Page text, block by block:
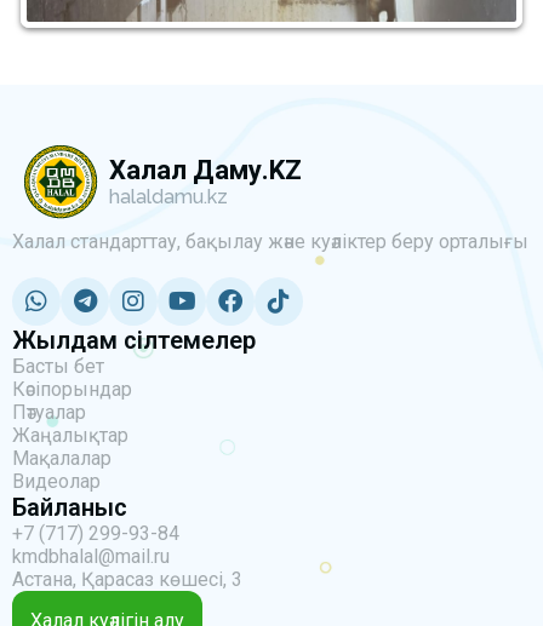
Халал Даму.KZ
halaldamu.kz
Халал стандарттау, бақылау және куәліктер беру орталығы
Жылдам сілтемелер
Басты бет
Кәсіпорындар
Пәтуалар
Жаңалықтар
Мақалалар
Видеолар
Байланыс
+7 (717) 299-93-84
kmdbhalal@mail.ru
Астана, Қарасаз көшесі, 3
Халал куәлігін алу